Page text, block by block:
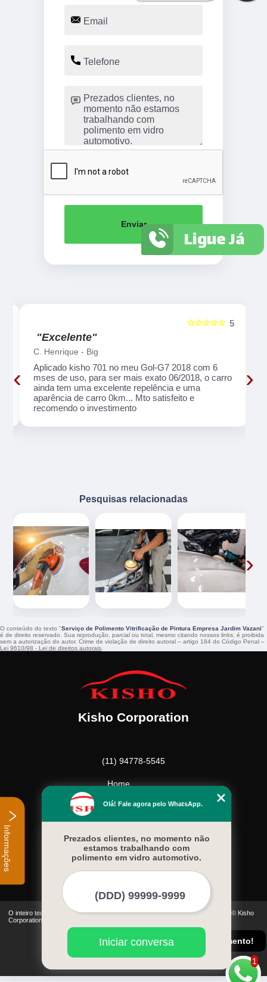
Enviar
5
☆☆☆☆☆
"Excelente"
C. Henrique - Big
Aplicado kisho 701 no meu Gol-G7 2018 com 6
mses de uso, para ser mais exato 06/2018, o carro
ainda tem uma excelente repelência e uma
aparência de carro 0km... Mto satisfeito e
recomendo o investimento
‹ ›
Pesquisas relacionadas
‹ ›
O conteúdo do texto "Serviço de Polimento Vitrificação de Pintura Empresa Jardim Vazani"
é de direito reservado. Sua reprodução, parcial ou total, mesmo citando nossos links, é proibida
sem a autorização do autor. Crime de violação de direito autoral – artigo 184 do Código Penal –
Lei 9610/98 - Lei de direitos autorais.
Kisho Corporation
(11) 94778-5545
Home
Serviços
Contato
Mapa do site
O inteiro teor deste site está sujeito à proteção de direitos autorais. Copyright© Kisho
Corporation (Lei 9610 de 19/02/1998)
1
Olá! Fale agora pelo WhatsApp.
Prezados clientes, no momento não
estamos trabalhando com
polimento em vidro automotivo.
Iniciar conversa
Informações
Conheça nossas regiões de atendimento!
Ligue Já